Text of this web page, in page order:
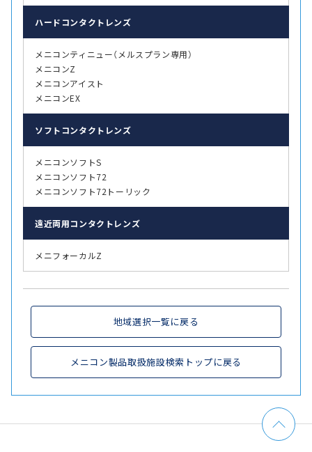
ハード コンタクトレンズ
メニコンティニュー（メルスプラン専用）
メニコンZ
メニコンアイスト
メニコンEX
ソフト コンタクトレンズ
メニコンソフトS
メニコンソフト72
メニコンソフト72トーリック
遠近両用コンタクトレンズ
メニフォーカルZ
地域選択一覧に戻る
メニコン製品取扱施設検索トップに戻る